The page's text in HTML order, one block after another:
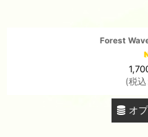
Forest
(税込
オ